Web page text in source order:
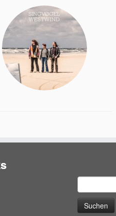
nach: